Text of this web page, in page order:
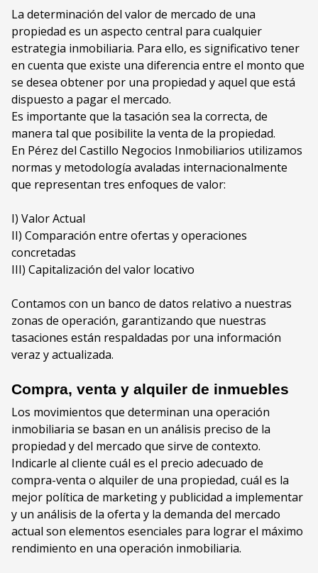
La determinación del valor de mercado de una
propiedad es un aspecto central para cualquier
estrategia inmobiliaria. Para ello, es significativo tener
en cuenta que existe una diferencia entre el monto que
se desea obtener por una propiedad y aquel que está
dispuesto a pagar el mercado.
Es importante que la tasación sea la correcta, de
manera tal que posibilite la venta de la propiedad.
En Pérez del Castillo Negocios Inmobiliarios utilizamos
normas y metodología avaladas internacionalmente
que representan tres enfoques de valor:
I) Valor Actual
II) Comparación entre ofertas y operaciones
concretadas
III) Capitalización del valor locativo
Contamos con un banco de datos relativo a nuestras
zonas de operación, garantizando que nuestras
tasaciones están respaldadas por una información
veraz y actualizada.
Compra, venta y alquiler de inmuebles
Los movimientos que determinan una operación
inmobiliaria se basan en un análisis preciso de la
propiedad y del mercado que sirve de contexto.
Indicarle al cliente cuál es el precio adecuado de
compra-venta o alquiler de una propiedad, cuál es la
mejor política de marketing y publicidad a implementar
y un análisis de la oferta y la demanda del mercado
actual son elementos esenciales para lograr el máximo
rendimiento en una operación inmobiliaria.